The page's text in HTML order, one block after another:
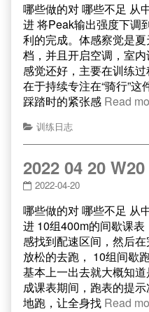
哪些做的对 哪些不足 从
进 将Peak输出强度下调
利的完成。体感察觉是
档，并且开启空调，室
感觉还好，主要在训练
在于持续专注在“骑行”
踩踏时的紧张感 Read
训练日志
2022 04 20 W20
2022-04-20
哪些做的对 哪些不足 从
进 10组400m的间歇课
感找到配速区间，然后
放松的去跑， 10组间歇
基本上一出去就大概知
成课表期间，跑表的提
地跑，让全身找 Read